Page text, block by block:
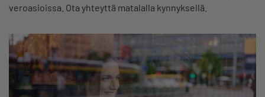
veroasioissa. Ota yhteyttä matalalla kynnyksellä.